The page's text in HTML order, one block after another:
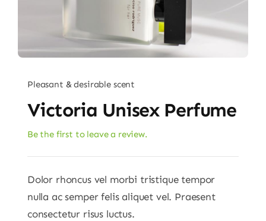
Pleasant & desirable scent
Victoria Unisex Perfume
Be the first to leave a review.
Dolor rhoncus vel morbi tristique tempor
nulla ac semper felis aliquet vel. Praesent
consectetur risus luctus.